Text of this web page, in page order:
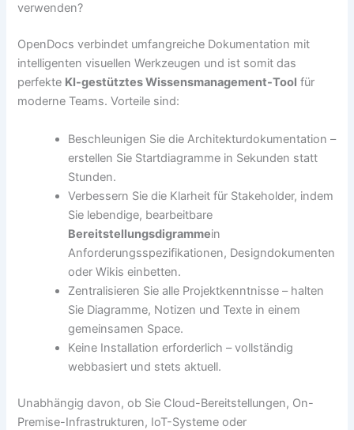
verwenden?
OpenDocs verbindet umfangreiche Dokumentation mit
intelligenten visuellen Werkzeugen und ist somit das
perfekte KI-gestütztes Wissensmanagement-Tool für
moderne Teams. Vorteile sind:
Beschleunigen Sie die Architekturdokumentation –
erstellen Sie Startdiagramme in Sekunden statt
Stunden.
Verbessern Sie die Klarheit für Stakeholder, indem
Sie lebendige, bearbeitbare
Bereitstellungsdigrammein
Anforderungsspezifikationen, Designdokumenten
oder Wikis einbetten.
Zentralisieren Sie alle Projektkenntnisse – halten
Sie Diagramme, Notizen und Texte in einem
gemeinsamen Space.
Keine Installation erforderlich – vollständig
webbasiert und stets aktuell.
Unabhängig davon, ob Sie Cloud-Bereitstellungen, On-
Premise-Infrastrukturen, IoT-Systeme oder